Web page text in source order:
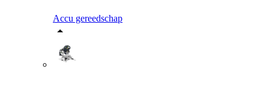
Accu gereedschap